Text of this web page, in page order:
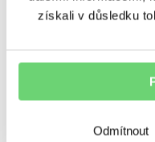
získali v důsledku
Odmítnout
PORADENSTVÍ